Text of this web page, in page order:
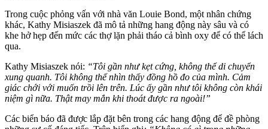
Trong cuộc phỏng vấn với nhà văn Louie Bond, một nhân chứng
khác, Kathy Misiaszek đã mô tả những hang động này sâu và có
khe hở hẹp đến mức các thợ lặn phải tháo cả bình oxy để có thể lách
qua.
Kathy Misiaszek nói: “Tôi gần như kẹt cứng, không thể di chuyển
xung quanh. Tôi không thể nhìn thấy đồng hồ đo của mình. Cảm
giác chới với muốn trồi lên trên. Lúc ấy gần như tôi không còn khái
niệm gì nữa. Thật may mắn khi thoát được ra ngoài!”
Các biển báo đã được lắp đặt bên trong các hang động để đề phòng